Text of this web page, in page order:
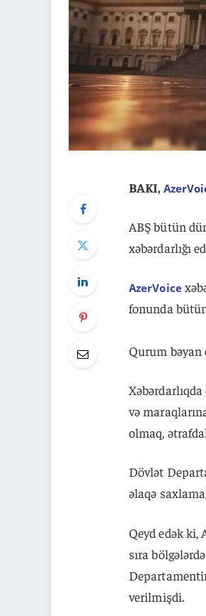
BAKI,
ABŞ bütün
xəbərdarlığı
AzerVoice
fonunda
Qurum bəyan
və
olmaq,
Dövlət
əlaqə
Qeyd edək ki,
sıra
verilmişdi.